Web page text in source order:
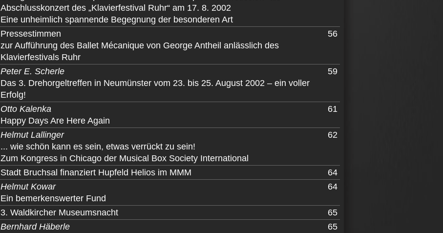
Abschlusskonzert des „Klavierfestival Ruhr“ am 17. 8. 2002
Eine unheimlich spannende Begegnung der besonderen Art
Pressestimmen
zur Aufführung des Ballet Mécanique von George Antheil anlässlich des
Klavierfestivals Ruhr
56
Peter E. Scherle
Das 3. Drehorgeltreffen in Neumünster vom 23. bis 25. August 2002 – ein voller
Erfolg!
59
Otto Kalenka
Happy Days Are Here Again
61
Helmut Lallinger
... wie schön kann es sein, etwas verrückt zu sein!
Zum Kongress in Chicago der Musical Box Society International
62
Stadt Bruchsal finanziert Hupfeld Helios im MMM
64
Helmut Kowar
Ein bemerkenswerter Fund
64
3. Waldkircher Museumsnacht
65
Bernhard Häberle
65